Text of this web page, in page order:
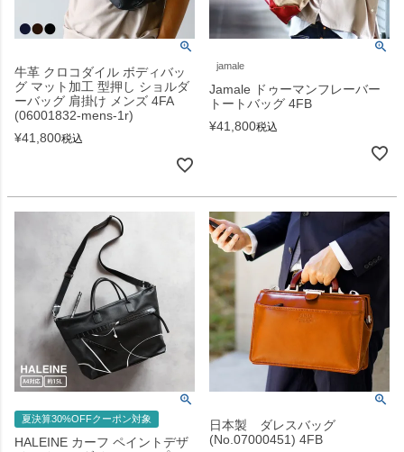
牛革 クロコダイル ボディバッ
グ マット加工 型押し ショルダ
ーバッグ 肩掛け メンズ 4FA
(06001832-mens-1r)
¥41,800税込
jamale
Jamale ドゥーマンフレーバー
トートバッグ 4FB
¥41,800税込
夏決算30%OFFクーポン対象
HALEINE カーフ ペイントデザ
日本製 ダレスバッグ
(No.07000451) 4FB